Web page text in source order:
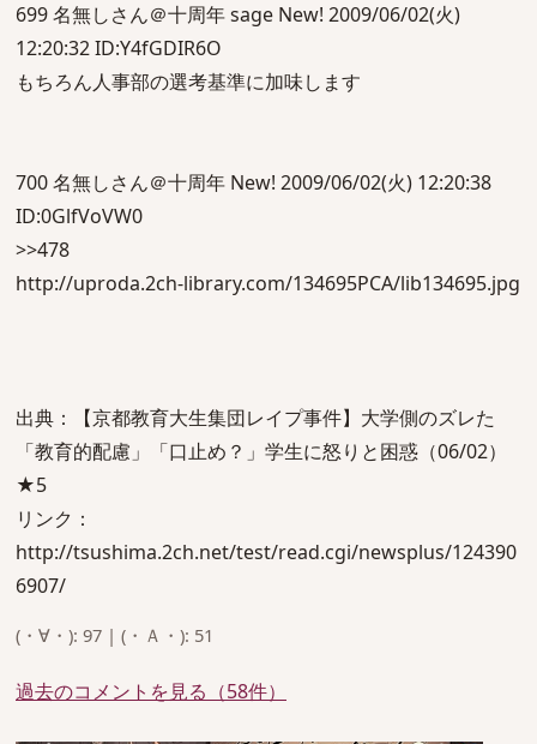
699 名無しさん＠十周年 sage New! 2009/06/02(火)
12:20:32 ID:Y4fGDIR6O
もちろん人事部の選考基準に加味します
700 名無しさん＠十周年 New! 2009/06/02(火) 12:20:38
ID:0GlfVoVW0
>>478
http://uproda.2ch-library.com/134695PCA/lib134695.jpg
出典：【京都教育大生集団レイプ事件】大学側のズレた
「教育的配慮」「口止め？」学生に怒りと困惑（06/02）
★5
リンク：
http://tsushima.2ch.net/test/read.cgi/newsplus/124390
6907/
(・∀・): 97 | (・Ａ・): 51
過去のコメントを見る（58件）